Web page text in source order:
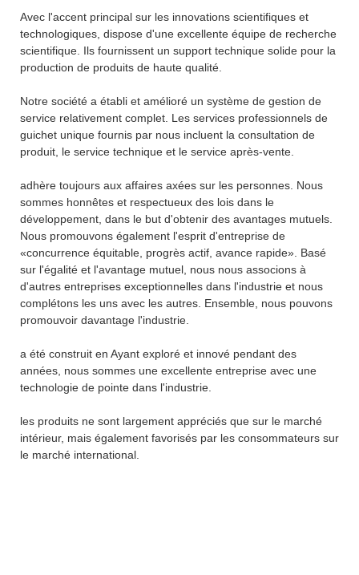
Avec l'accent principal sur les innovations scientifiques et
technologiques, dispose d'une excellente équipe de recherche
scientifique. Ils fournissent un support technique solide pour la
production de produits de haute qualité.
Notre société a établi et amélioré un système de gestion de
service relativement complet. Les services professionnels de
guichet unique fournis par nous incluent la consultation de
produit, le service technique et le service après-vente.
adhère toujours aux affaires axées sur les personnes. Nous
sommes honnêtes et respectueux des lois dans le
développement, dans le but d'obtenir des avantages mutuels.
Nous promouvons également l'esprit d'entreprise de
«concurrence équitable, progrès actif, avance rapide». Basé
sur l'égalité et l'avantage mutuel, nous nous associons à
d'autres entreprises exceptionnelles dans l'industrie et nous
complétons les uns avec les autres. Ensemble, nous pouvons
promouvoir davantage l'industrie.
a été construit en Ayant exploré et innové pendant des
années, nous sommes une excellente entreprise avec une
technologie de pointe dans l'industrie.
les produits ne sont largement appréciés que sur le marché
intérieur, mais également favorisés par les consommateurs sur
le marché international.